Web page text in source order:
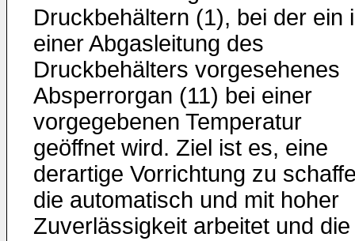
Druckbehältern (1), bei der ein
einer Abgas­leitung des
Druckbehälters vorgesehenes
Absperr­organ (11) bei einer
vorgegebenen Temperatur
geöffnet wird. Ziel ist es, eine
derartige Vorrichtung zu
die automatisch und mit hoher
Zuverlässigkeit arbeitet und die